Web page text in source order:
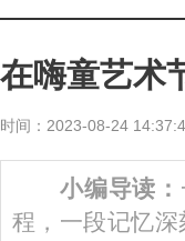
在嗨童艺术
时间：2023-08-24
小编导读：
程，一段记忆